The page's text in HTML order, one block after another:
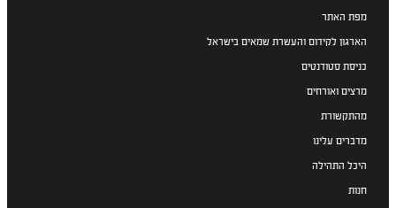
מפת האתר
הארגון לקידום והעשרת שמאים בישראל
כניסת סטודנטים
מרצים ואורחים
מהתקשורת
מדברים עלינו
היכל התהילה
חנות